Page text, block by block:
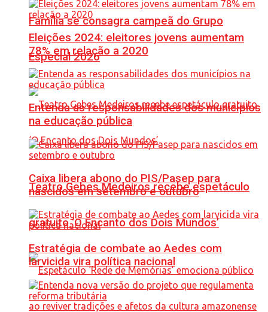
Família se consagra campeã do Grupo
Especial 2026
Teatro Gebes Medeiros recebe espetáculo
gratuito ‘O Encanto dos Dois Mundos’
Eleições 2024: eleitores jovens aumentam
78% em relação a 2020
Entenda as responsabilidades dos municípios
na educação pública
Caixa libera abono do PIS/Pasep para
nascidos em setembro e outubro
Estratégia de combate ao Aedes com
larvicida vira política nacional